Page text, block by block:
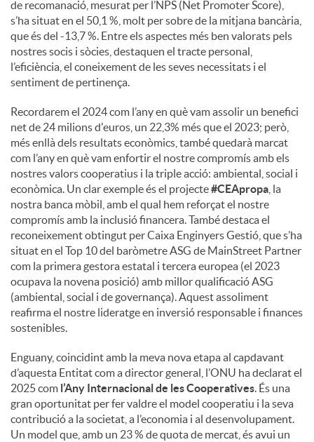
de recomanació, mesurat per l’NPS (Net Promoter Score),
s’ha situat en el 50,1 %, molt per sobre de la mitjana bancària,
que és del -13,7 %. Entre els aspectes més ben valorats pels
nostres socis i sòcies, destaquen el tracte personal,
l’eficiència, el coneixement de les seves necessitats i el
sentiment de pertinença.
Recordarem el 2024 com l’any en què vam assolir un benefici
net de 24 milions d'euros, un 22,3% més que el 2023; però,
més enllà dels resultats econòmics, també quedarà marcat
com l’any en què vam enfortir el nostre compromís amb els
nostres valors cooperatius i la triple acció: ambiental, social i
econòmica. Un clar exemple és el projecte#CEApropa , la
nostra banca mòbil, amb el qual hem reforçat el nostre
compromís amb la inclusió financera. També destaca el
reconeixement obtingut per Caixa Enginyers Gestió, que s’ha
situat en el Top 10 del baròmetre ASG de MainStreet Partner
com la primera gestora estatal i tercera europea (el 2023
ocupava la novena posició) amb millor qualificació ASG
(ambiental, social i de governança). Aquest assoliment
reafirma el nostre lideratge en inversió responsable i finances
sostenibles.
Enguany, coincidint amb la meva nova etapa al capdavant
d’aquesta Entitat com a director general, l’ONU ha declarat el
2025 com l’Any Internacional de les Cooperatives. És una
gran oportunitat per fer valdre el model cooperatiu i la seva
contribució a la societat, a l’economia i al desenvolupament.
Un model que, amb un 23 % de quota de mercat, és avui un